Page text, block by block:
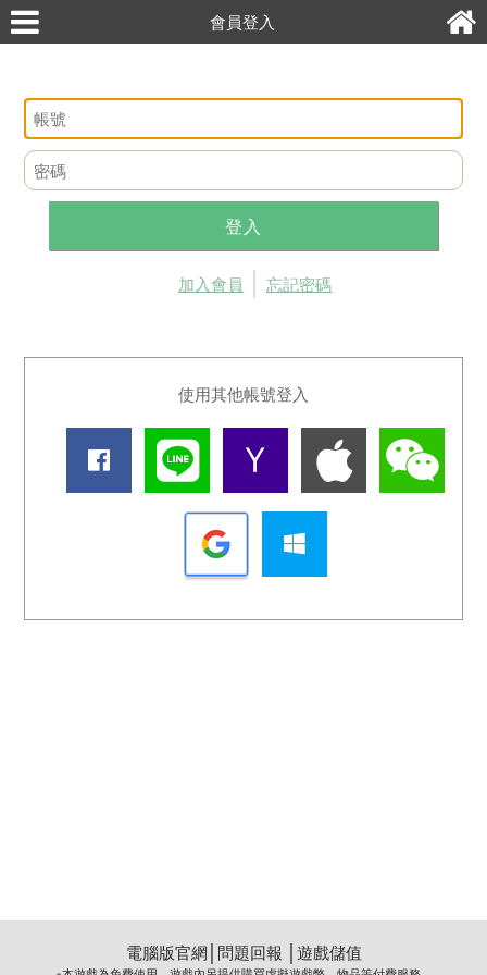
會員登入
登入
加入會員 忘記密碼
使用其他帳號登入
電腦版官網 問題回報 遊戲儲值